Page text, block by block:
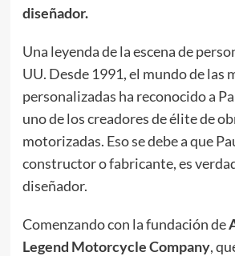
diseñador.
Una leyenda de la escena de
UU. Desde 1991, el mundo de las
personalizadas ha reconocido a
uno de los creadores de élite de
motorizadas. Eso se debe a que
constructor o fabricante, es
diseñador.
Comenzando con la fundación de
Legend Motorcycle Company,